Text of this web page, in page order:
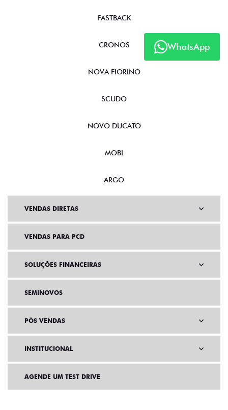
WhatsApp
FASTBACK
CRONOS
NOVA FIORINO
SCUDO
NOVO DUCATO
MOBI
ARGO
VENDAS DIRETAS
VENDAS PARA PCD
SOLUÇÕES FINANCEIRAS
SEMINOVOS
PÓS VENDAS
INSTITUCIONAL
AGENDE UM TEST DRIVE